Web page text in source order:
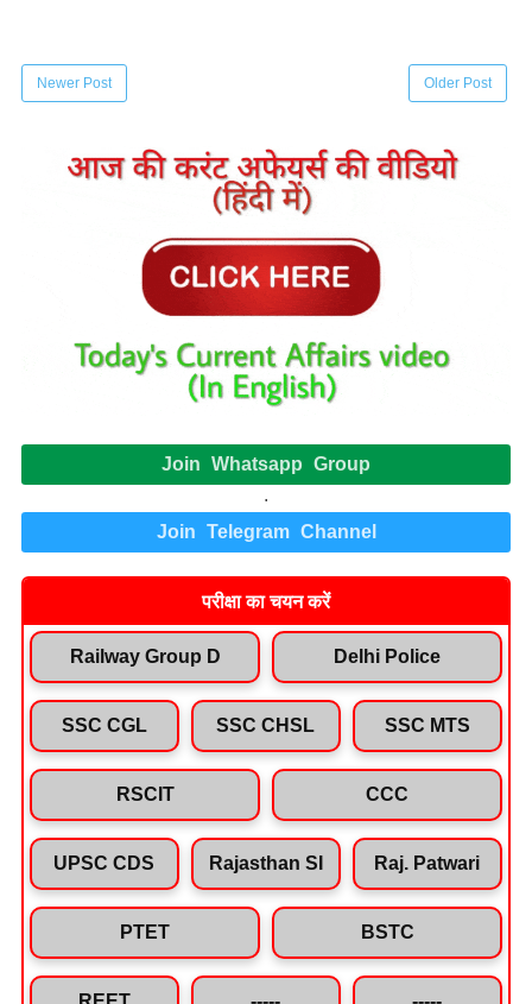
Newer Post Older Post
Join Whatsapp Group
.
Join Telegram Channel
परीक्षा का चयन करें
Railway Group D Delhi Police
SSC CGL SSC CHSL SSC MTS
RSCIT CCC
UPSC CDS Rajasthan SI Raj. Patwari
PTET BSTC